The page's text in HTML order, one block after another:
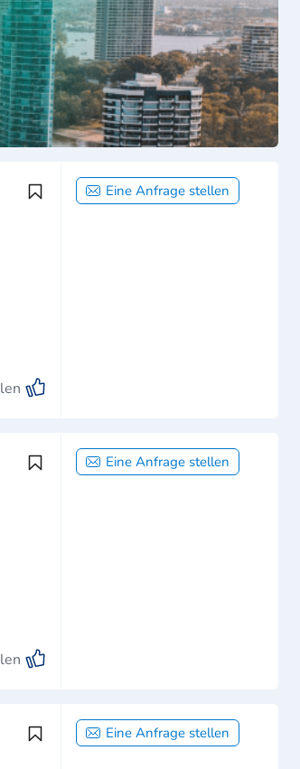
Eine Anfrage stellen
Eine Anfrage stellen
Eine Anfrage stellen